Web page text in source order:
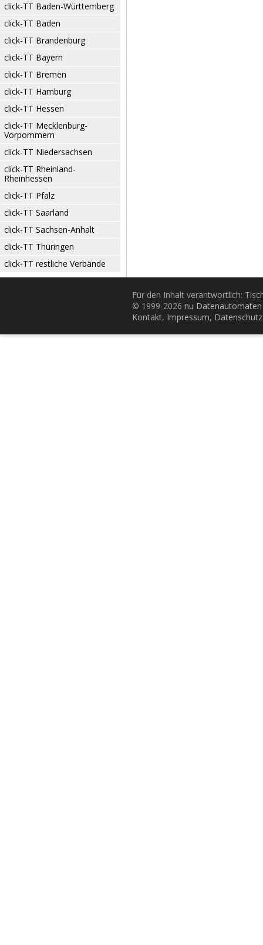
click-TT Baden-Württemberg
click-TT Baden
click-TT Brandenburg
click-TT Bayern
click-TT Bremen
click-TT Hamburg
click-TT Hessen
click-TT Mecklenburg-
Vorpommern
click-TT Niedersachsen
click-TT Rheinland-
Rheinhessen
click-TT Pfalz
click-TT Saarland
click-TT Sachsen-Anhalt
click-TT Thüringen
click-TT restliche Verbände
Für den Inhalt verantwortlich:
© 1999-2026 nu
Kontakt, Impressum, Datenschutz